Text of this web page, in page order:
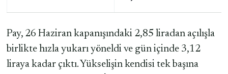
Pay, 26 Haziran kapanışındaki 2,85 liradan açılışla
birlikte hızla yukarı yöneldi ve gün içinde 3,12
liraya kadar çıktı. Yükselişin kendisi tek başına